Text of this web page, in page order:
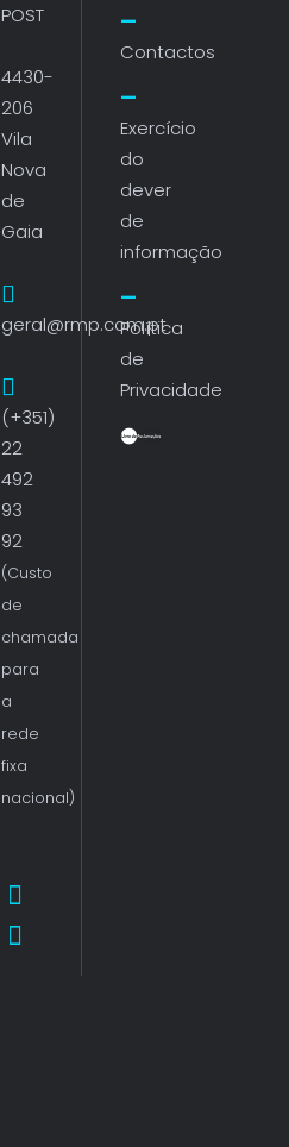
POST
4430-
206
Vila
Nova
de
Gaia
geral@rmp.com.pt
(+351)
22
492
93
92
(Custo
de
chamada
para
a
rede
fixa
nacional)
Contactos
Exercício
do
dever
de
informação
Política
de
Privacidade